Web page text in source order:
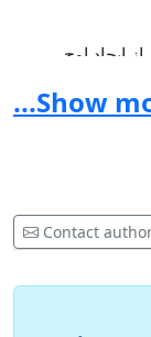
ورودی خیابان 204 (پس از ایجاد اوج
هدایت حجاج
در فرعی 204 و جان دادن حجاج زیر دست
جوهره ، ملک
به
...Show
Contact